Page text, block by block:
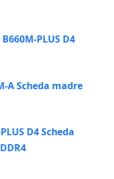
PLUS D4
A Scheda madre
D4 Scheda